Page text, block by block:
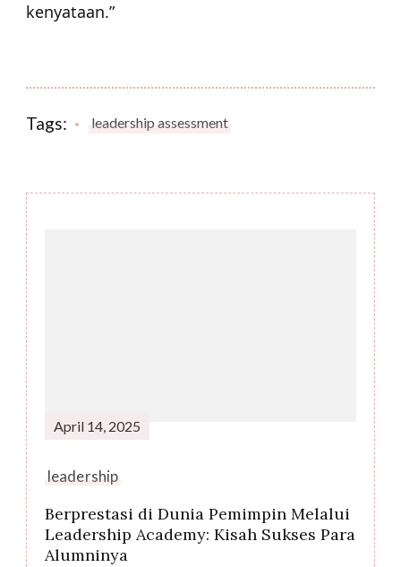
kenyataan.”
Tags: leadership assessment
April 14, 2025
leadership
Berprestasi di Dunia Pemimpin Melalui
Leadership Academy: Kisah Sukses Para
Alumninya